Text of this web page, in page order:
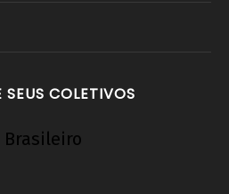
COLETIVOS